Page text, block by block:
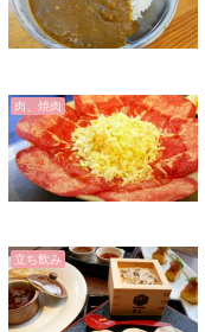
肉、焼肉
立ち飲み